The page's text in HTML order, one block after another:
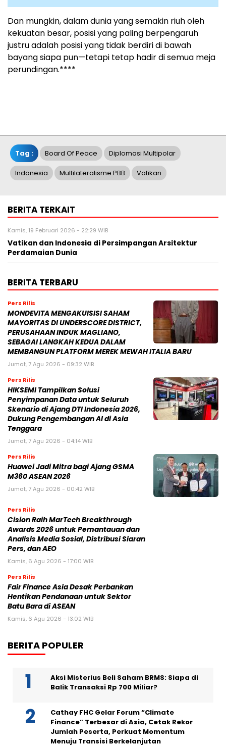
Dan mungkin, dalam dunia yang semakin riuh oleh
kekuatan besar, posisi yang paling berpengaruh
justru adalah posisi yang tidak berdiri di bawah
bayang siapa pun—tetapi tetap hadir di semua meja
perundingan.****
Tag : Board Of Peace Diplomasi Multipolar
Indonesia Multilateralisme PBB Vatikan
BERITA TERKAIT
Kamis, 19 Februari 2026 - 22:29 WIB
Vatikan dan Indonesia di Persimpangan Arsitektur
Perdamaian Dunia
BERITA TERBARU
Pers Rilis
MONDEVITA MENGAKUISISI SAHAM
MAYORITAS DI UNDERSCORE DISTRICT,
PERUSAHAAN INDUK MAGLIANO,
SEBAGAI LANGKAH KEDUA DALAM
MEMBANGUN PLATFORM MEREK MEWAH ITALIA BARU
Jumat, 7 Agu 2026 - 09:32 WIB
Pers Rilis
HIKSEMI Tampilkan Solusi
Penyimpanan Data untuk Seluruh
Skenario di Ajang DTI Indonesia 2026,
Dukung Pengembangan AI di Asia
Tenggara
Jumat, 7 Agu 2026 - 04:14 WIB
Pers Rilis
Huawei Jadi Mitra bagi Ajang GSMA
M360 ASEAN 2026
Jumat, 7 Agu 2026 - 00:42 WIB
Pers Rilis
Cision Raih MarTech Breakthrough
Awards 2026 untuk Pemantauan dan
Analisis Media Sosial, Distribusi Siaran
Pers, dan AEO
Kamis, 6 Agu 2026 - 17:00 WIB
Pers Rilis
Fair Finance Asia Desak Perbankan
Hentikan Pendanaan untuk Sektor
Batu Bara di ASEAN
Kamis, 6 Agu 2026 - 13:02 WIB
BERITA POPULER
Aksi Misterius Beli Saham BRMS: Siapa di
Balik Transaksi Rp 700 Miliar?
Cathay FHC Gelar Forum “Climate
Finance” Terbesar di Asia, Cetak Rekor
Jumlah Peserta, Perkuat Momentum
Menuju Transisi Berkelanjutan